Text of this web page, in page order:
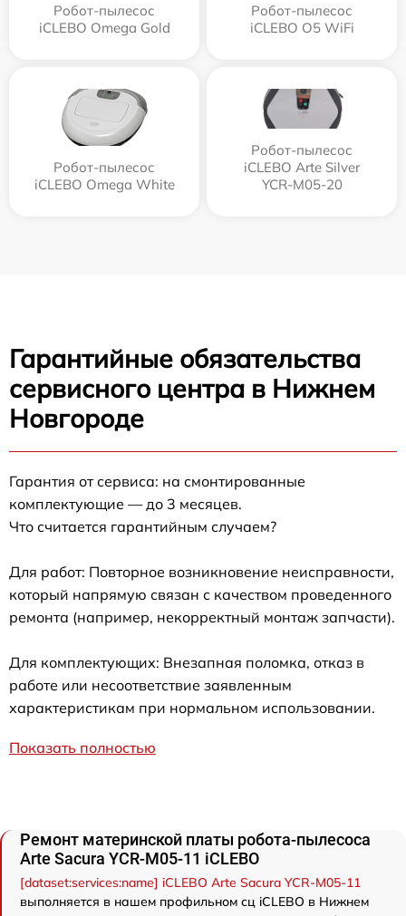
Робот-пылесос
iCLEBO Omega Gold
Робот-пылесос
iCLEBO O5 WiFi
Робот-пылесос
iCLEBO Omega White
Робот-пылесос
iCLEBO Arte Silver
YCR-M05-20
Гарантийные обязательства
сервисного центра в Нижнем
Новгороде
Гарантия от сервиса: на смонтированные
комплектующие — до 3 месяцев.
Что считается гарантийным случаем?
Для работ: Повторное возникновение неисправности,
который напрямую связан с качеством проведенного
ремонта (например, некорректный монтаж запчасти).
Для комплектующих: Внезапная поломка, отказ в
работе или несоответствие заявленным
характеристикам при нормальном использовании.
Показать полностью
Ремонт материнской платы робота-пылесоса
Arte Sacura YCR-M05-11 iCLEBO
[dataset:services:name] iCLEBO Arte Sacura YCR-M05-11
выполняется в нашем профильном сц iCLEBO в Нижнем